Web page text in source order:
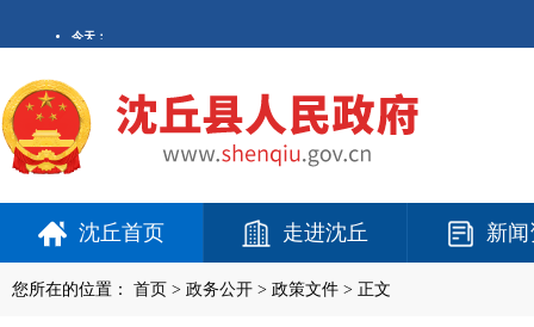
沈丘首页 走进沈丘 新
您所在的位置： 首页 > 政务公开 > 政策文件 > 正文